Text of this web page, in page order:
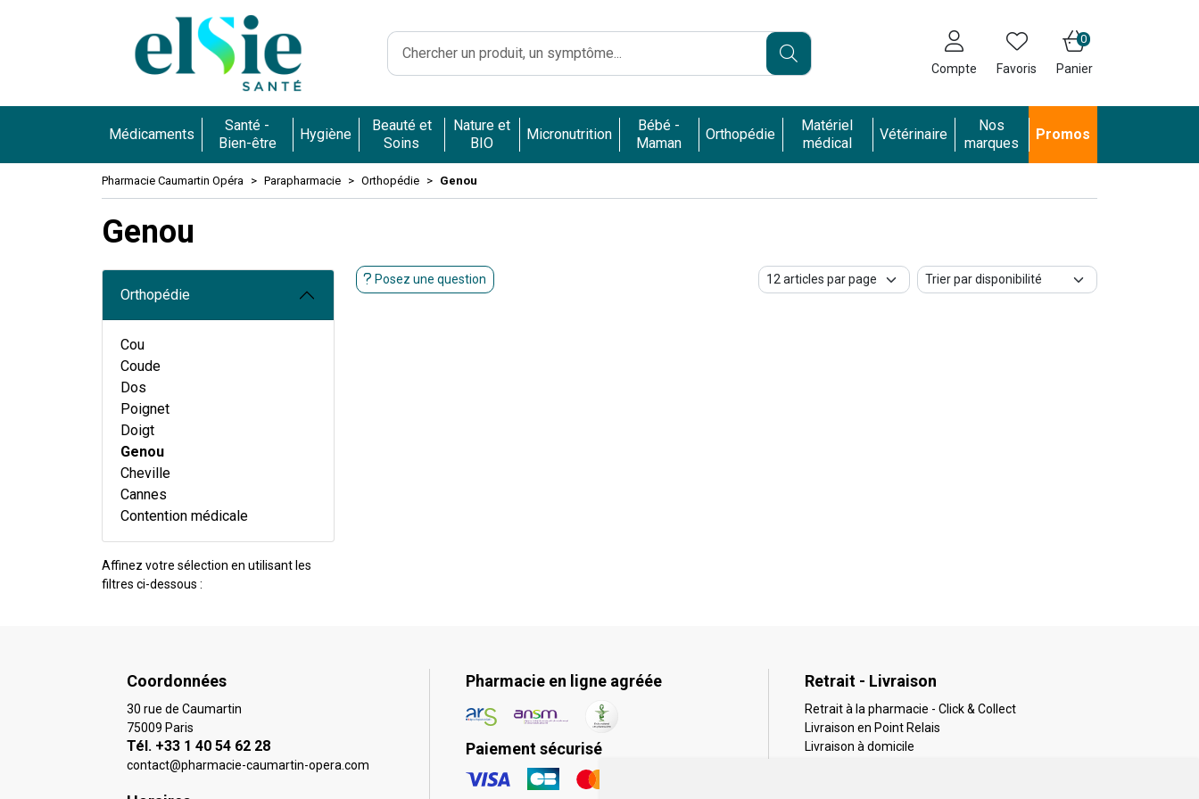
Compte Favoris Panier
0
Médicaments
Santé -
Bien-être
Hygiène
Beauté et
Soins
Nature et
BIO
Micronutrition
Bébé -
Maman
Orthopédie
Matériel
médical
Vétérinaire
Nos
marques
Promos
Pharmacie Caumartin Opéra Parapharmacie Orthopédie Genou
Genou
Posez une question
Orthopédie
Cou
Coude
Dos
Poignet
Doigt
Genou
Cheville
Cannes
Contention médicale
Affinez votre sélection en utilisant les
filtres ci-dessous :
Coordonnées
30 rue de Caumartin
75009 Paris
Tél. +33 1 40 54 62 28
contact@pharmacie-caumartin-opera.com
Pharmacie en ligne agréée
Paiement sécurisé
Retrait - Livraison
Retrait à la pharmacie - Click & Collect
Livraison en Point Relais
Livraison à domicile